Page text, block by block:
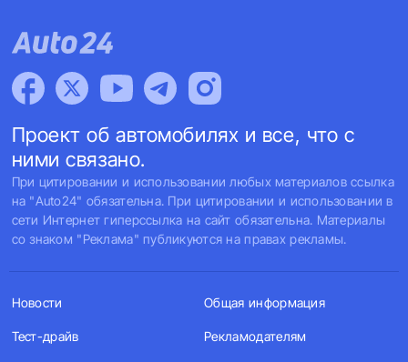
Проект об автомобилях и все, что с
ними связано.
При цитировании и использовании любых материалов ссылка
на "Auto24" обязательна. При цитировании и использовании в
сети Интернет гиперссылка на сайт обязательна. Материалы
со знаком "Реклама" публикуются на правах рекламы.
Новости
Тест-драйв
Общая информация
Рекламодателям